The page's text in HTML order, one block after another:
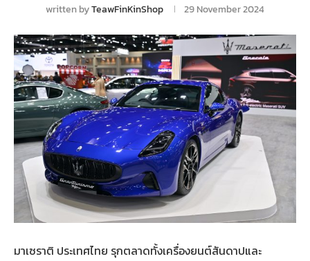
written byTeawFinKinShop 29 November 2024
มาเซราติ ประเทศไทย รุกตลาดทั้งเครื่องยนต์สันดาปและ